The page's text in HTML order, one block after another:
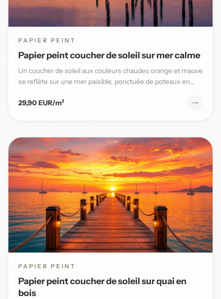
PAPIER PEINT
Papier peint coucher de soleil sur mer calme
Un coucher de soleil aux couleurs chaudes orange et mauve
se reflète sur une mer paisible, ponctuée de poteaux en
29,90 EUR/m²
PAPIER PEINT
Papier peint coucher de soleil sur quai en
bois